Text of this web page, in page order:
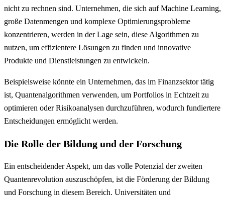
nicht zu rechnen sind. Unternehmen, die sich auf Machine Learning,
große Datenmengen und komplexe Optimierungsprobleme
konzentrieren, werden in der Lage sein, diese Algorithmen zu
nutzen, um effizientere Lösungen zu finden und innovative
Produkte und Dienstleistungen zu entwickeln.
Beispielsweise könnte ein Unternehmen, das im Finanzsektor tätig
ist, Quantenalgorithmen verwenden, um Portfolios in Echtzeit zu
optimieren oder Risikoanalysen durchzuführen, wodurch fundiertere
Entscheidungen ermöglicht werden.
Die Rolle der Bildung und der Forschung
Ein entscheidender Aspekt, um das volle Potenzial der zweiten
Quantenrevolution auszuschöpfen, ist die Förderung der Bildung
und Forschung in diesem Bereich. Universitäten und